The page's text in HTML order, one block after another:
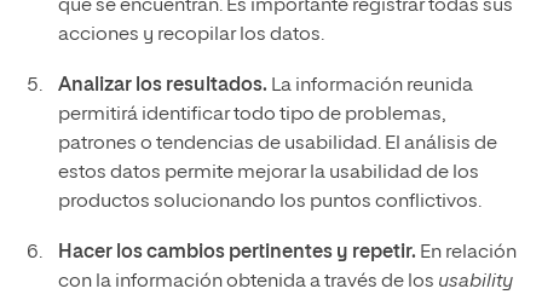
que se encuentran. Es importante registrar todas sus
acciones y recopilar los datos.
Analizar los resultados. La información reunida
permitirá identificar todo tipo de problemas,
patrones o tendencias de usabilidad. El análisis de
estos datos permite mejorar la usabilidad de los
productos solucionando los puntos conflictivos.
Hacer los cambios pertinentes y repetir. En relación
con la información obtenida a través de los usability